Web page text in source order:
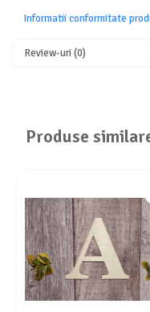
Informatii conformitate
Review-uri(0)
Produse